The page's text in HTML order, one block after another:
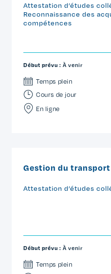
Attestation d’études
Reconnaissance des
compétences
Début prévu : À venir
Temps plein
Cours de jour
En ligne
Gestion du
Attestation d’études
Début prévu : À venir
Temps plein